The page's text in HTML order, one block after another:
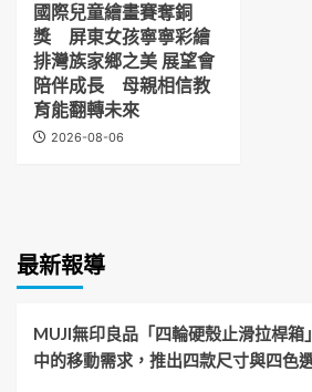
國際兒童繪畫賽奪銅
獎 屏東女孩寧寧彩繪
排灣族家鄉之美 展望會
陪伴成長 母親相信教
育能翻轉未來
2026-08-06
最新報導
MUJI無印良品「四輪硬殼止滑拉桿箱
中的移動需求，推出四款尺寸與四色